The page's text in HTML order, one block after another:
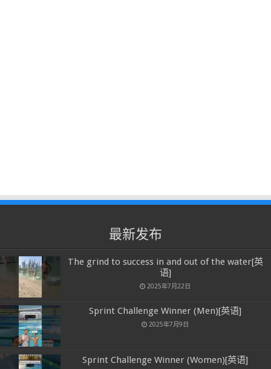
最新发布
The grind to success in and out of the water[英
语]
2025年7月22日
Sprint Challenge Winner (Men)[英语]
2025年7月9日
Sprint Challenge Winner (Women)[英语]